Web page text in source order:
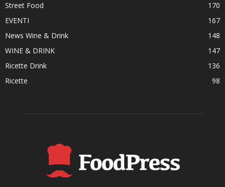
Street Food
170
EVENTI
167
News Wine & Drink
148
WINE & DRINK
147
Ricette Drink
136
Ricette
98